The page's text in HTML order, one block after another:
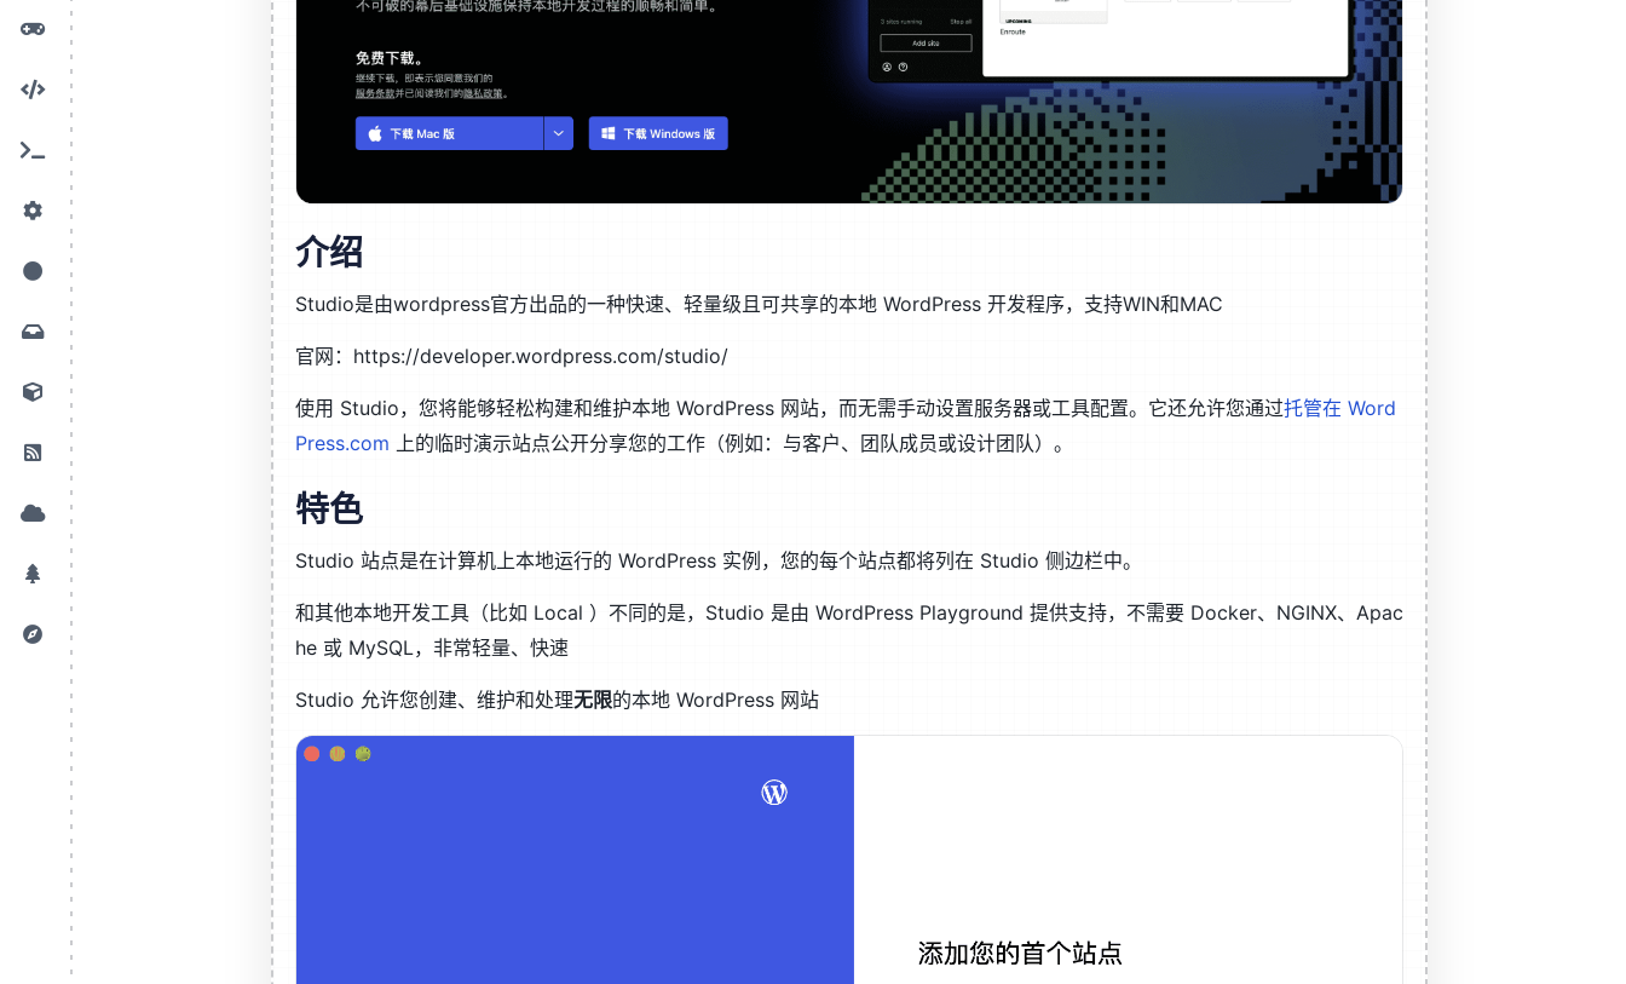
介绍
Studio是由wordpress官方出品的一种快速、轻量级且可共享的本地 WordPress 开发程序，支持WIN和MAC
官网：https://developer.wordpress.com/studio/
使用 Studio，您将能够轻松构建和维护本地 WordPress 网站，而无需手动设置服务器或工具配置。它还允许您通过托管在 Word
Press.com 上的临时演示站点公开分享您的工作（例如：与客户、团队成员或设计团队）。
特色
Studio 站点是在计算机上本地运行的 WordPress 实例，您的每个站点都将列在 Studio 侧边栏中。
和其他本地开发工具（比如 Local ）不同的是，Studio 是由 WordPress Playground 提供支持，不需要 Docker、NGINX、Apac
he 或 MySQL，非常轻量、快速
Studio 允许您创建、维护和处理无限的本地 WordPress 网站